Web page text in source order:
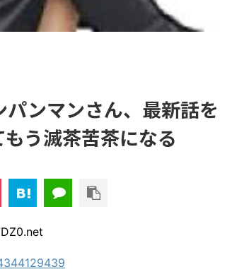
パンマンさん、最新話を
う滅茶苦茶になる